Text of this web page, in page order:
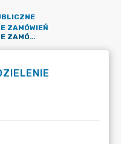
ZAMÓWIEŃ
PLAN POSTĘPOWAŃ O UDZIELENIE ZAMÓWIEŃ NA ROK 2023